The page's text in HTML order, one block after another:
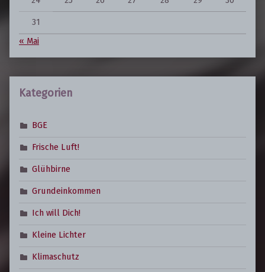
31
« Mai
Kategorien
BGE
Frische Luft!
Glühbirne
Grundeinkommen
Ich will Dich!
Kleine Lichter
Klimaschutz